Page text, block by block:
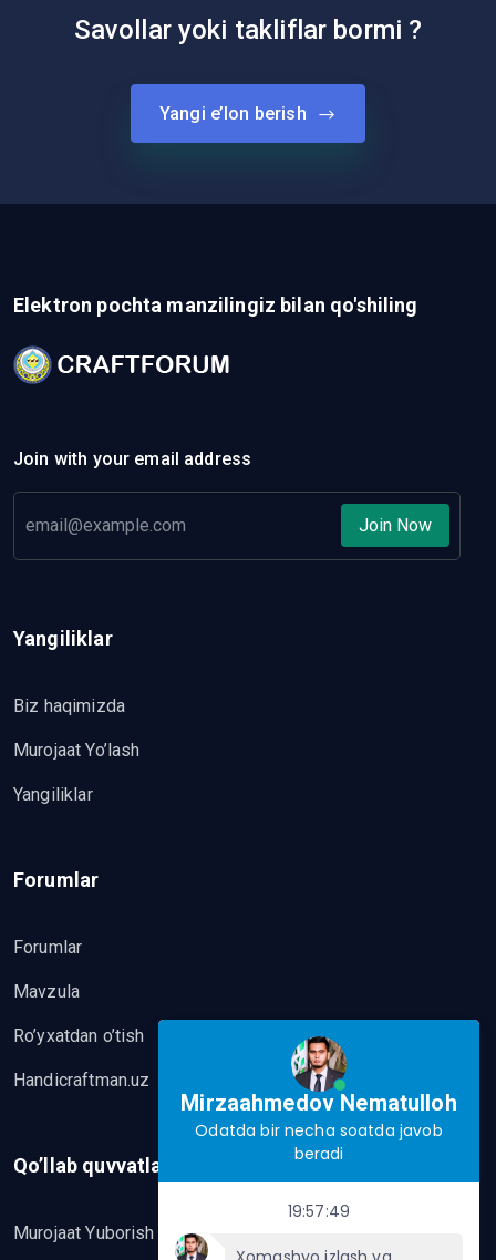
Savollar yoki takliflar bormi ?
Yangi e’lon berish
Elektron pochta manzilingiz bilan qo'shiling
Join with your email address
Join Now
Yangiliklar
Biz haqimizda
Murojaat Yo’lash
Yangiliklar
Forumlar
Forumlar
Mavzula
Ro’yxatdan o’tish
Handicraftman.uz
Qo’llab quvvatlash
Murojaat Yuborish
Mirzaahmedov Nematulloh
Odatda bir necha soatda javob
beradi
19:57:49